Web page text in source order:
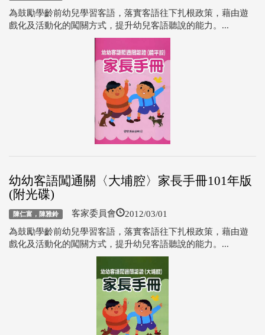
為鼓勵學齡前幼兒學習客語，落實客語往下扎根政策，藉由遊
戲化及活動化的闖關方式，提升幼兒客語聽說的能力。...
幼幼客語闖通關〈大埔腔〉家長手冊101年版
(附光碟)
陳仁富，陳雅鈴 客家委員會 2012/03/01
為鼓勵學齡前幼兒學習客語，落實客語往下扎根政策，藉由遊
戲化及活動化的闖關方式，提升幼兒客語聽說的能力。...